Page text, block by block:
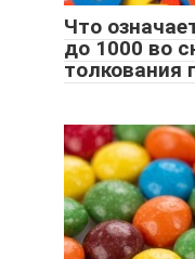
Что
до 1000 во
толкования